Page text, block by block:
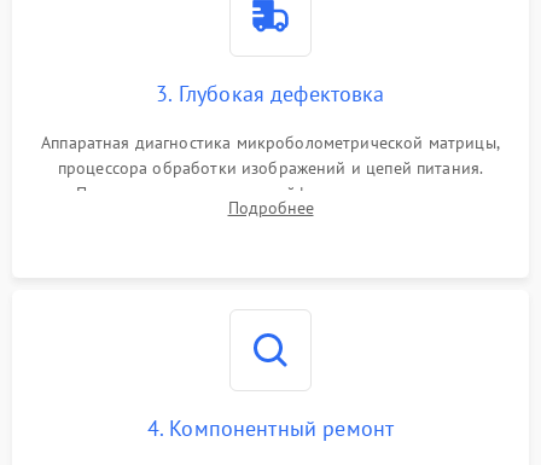
3. Глубокая дефектовка
Аппаратная диагностика микроболометрической матрицы,
процессора обработки изображений и цепей питания.
Проверка целостности шлейфов, модуля памяти и
интерфейсов связи. Выявление сгоревших SMD-компонентов
Подробнее
4. Компонентный ремонт